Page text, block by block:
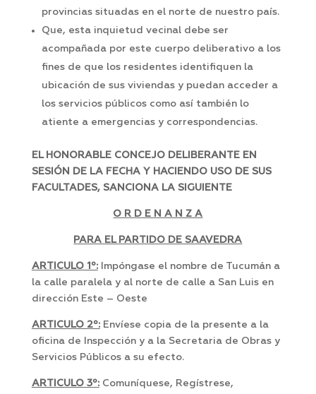
provincias situadas en el norte de nuestro país.
Que, esta inquietud vecinal debe ser
acompañada por este cuerpo deliberativo a los
fines de que los residentes identifiquen la
ubicación de sus viviendas y puedan acceder a
los servicios públicos como así también lo
atiente a emergencias y correspondencias.
EL HONORABLE CONCEJO DELIBERANTE EN
SESIÓN DE LA FECHA Y HACIENDO USO DE SUS
FACULTADES, SANCIONA LA SIGUIENTE
O R D E N A N Z A
PARA EL PARTIDO DE SAAVEDRA
ARTICULO 1º:Impóngase el nombre de Tucumán a
la calle paralela y al norte de calle a San Luis en
dirección Este – Oeste
ARTICULO 2º:Envíese copia de la presente a la
oficina de Inspección y a la Secretaria de Obras y
Servicios Públicos a su efecto.
ARTICULO 3º:Comuníquese, Regístrese,